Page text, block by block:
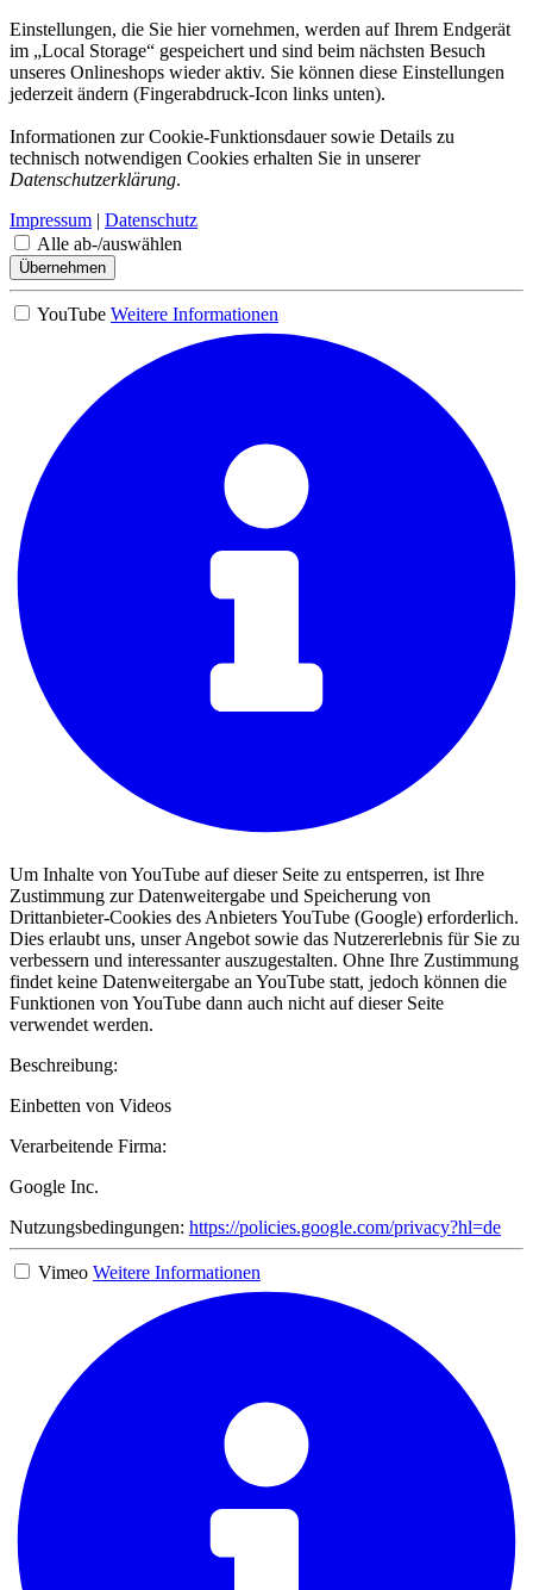
Einstellungen, die Sie hier vornehmen, werden auf Ihrem Endgerät
im „Local Storage“ gespeichert und sind beim nächsten Besuch
unseres Onlineshops wieder aktiv. Sie können diese Einstellungen
jederzeit ändern (Fingerabdruck-Icon links unten).
Informationen zur Cookie-Funktionsdauer sowie Details zu
technisch notwendigen Cookies erhalten Sie in unserer
Datenschutzerklärung.
Impressum | Datenschutz
Alle ab-/auswählen
Übernehmen
YouTube Weitere Informationen
Um Inhalte von YouTube auf dieser Seite zu entsperren, ist Ihre
Zustimmung zur Datenweitergabe und Speicherung von
Drittanbieter-Cookies des Anbieters YouTube (Google) erforderlich.
Dies erlaubt uns, unser Angebot sowie das Nutzererlebnis für Sie zu
verbessern und interessanter auszugestalten. Ohne Ihre Zustimmung
findet keine Datenweitergabe an YouTube statt, jedoch können die
Funktionen von YouTube dann auch nicht auf dieser Seite
verwendet werden.
Beschreibung:
Einbetten von Videos
Verarbeitende Firma:
Google Inc.
Nutzungsbedingungen: https://policies.google.com/privacy?hl=de
Vimeo Weitere Informationen